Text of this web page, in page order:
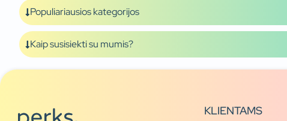
Populiariausios kategorijos
Kaip susisiekti su mumis?
KLIENTAMS